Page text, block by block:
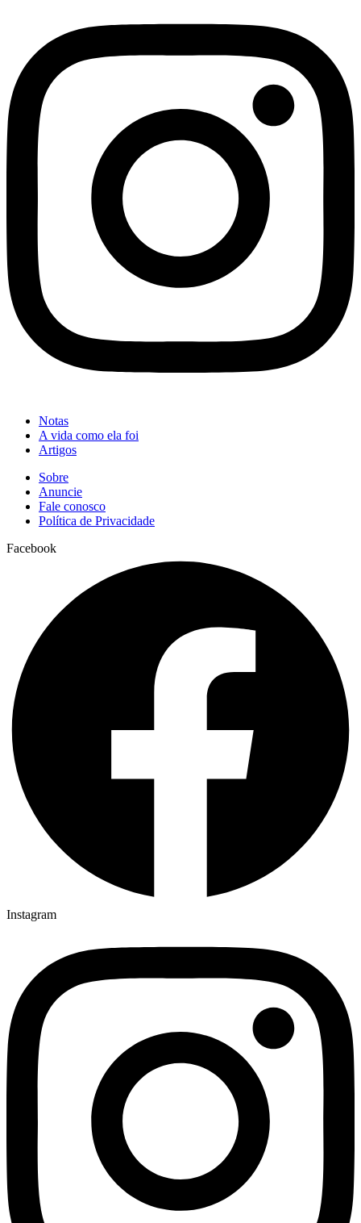
Notas
A vida como ela foi
Artigos
Sobre
Anuncie
Fale conosco
Política de Privacidade
Facebook
Instagram